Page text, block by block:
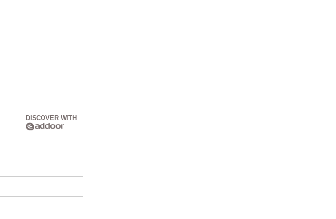
DISCOVER WITH